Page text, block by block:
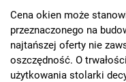
Cena okien może
przeznaczonego na
najtańszej oferty nie
oszczędność. O
użytkowania stolarki